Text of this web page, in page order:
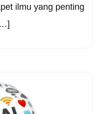
ilmu yang penting